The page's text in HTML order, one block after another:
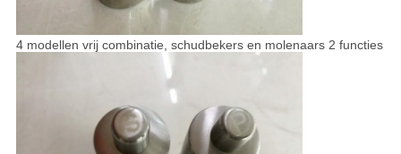
4 modellen vrij combinatie, schudbekers en molenaars 2 functies